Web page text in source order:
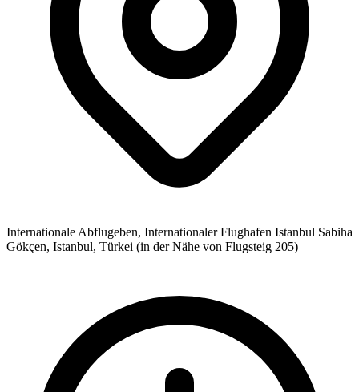
Internationale Abflugeben, Internationaler Flughafen Istanbul Sabiha
Gökçen, Istanbul, Türkei (in der Nähe von Flugsteig 205)